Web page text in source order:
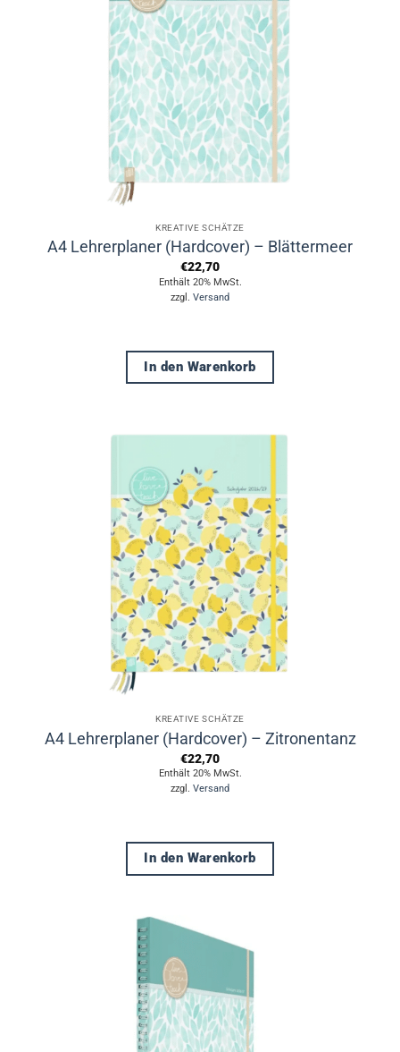
KREATIVE SCHÄTZE
A4 Lehrerplaner (Hardcover) – Blättermeer
€22,70
Enthält 20% MwSt.
zzgl. Versand
In den Warenkorb
KREATIVE SCHÄTZE
A4 Lehrerplaner (Hardcover) – Zitronentanz
€22,70
Enthält 20% MwSt.
zzgl. Versand
In den Warenkorb